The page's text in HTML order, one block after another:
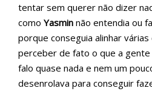
tentar sem querer não dizer
como Yasmin não entendia ou
porque conseguia alinhar várias
perceber de fato o que a gente
falo quase nada e nem um
desenrolava para conseguir